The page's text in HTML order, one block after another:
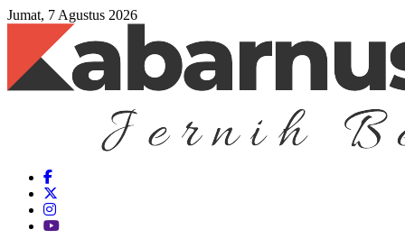
Jumat, 7 Agustus 2026